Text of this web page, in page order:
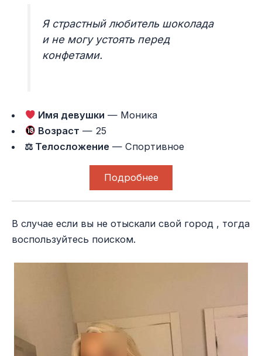
Я страстный любитель шоколада
и не могу устоять перед
конфетами.
Имя девушки — Моника
Возраст — 25
⚖ Телосложение — Спортивное
Подробнее
В случае если вы не отыскали свой город , тогда
воспользуйтесь поиском.